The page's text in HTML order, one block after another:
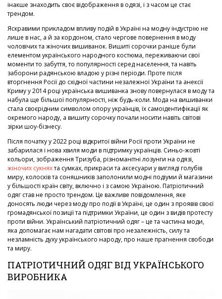
інакше знаходить своє відображення в одязі, і з часом це стає
трендом.
Яскравими прикладом впливу подій в Україні на модну індустрію не
лише в нас, а й за кордоном, стало чергове повернення в моду
чоловічих та жіночих вишиванок. Вишиті сорочки раніше були
елементом українського народного костюма, переживаючи свої
моменти то забуття, то популярності серед населення, та навіть
заборони радянською владою у різні періоди. Проте після
вторгнення Росії до східної частини незалежної України та анексії
Криму у 2014 році українська вишиванка знову повернулася в моду та
набула ще більшої популярності, ніж будь-коли. Мода на вишиванки
стала своєрідним символом опору українців, їх самоідентифікації як
окремого народу, а вишиту сорочку почали носити навіть світові
зірки шоу-бізнесу.
Після початку у 2022 році відкритої війни Росії проти України не
забарилася і нова хвиля моди в підтримку українців. Синьо-жовті
кольори, зображення Тризуба, різноманітні лозунги на одязі,
жіночих сукняхта сумках, прикраси та аксесуари у вигляді голубів
миру, колосків та соняшників заполонили модні подіуми й магазини
у більшості країн світу, включно і з самою Україною. Патріотичний
одяг став не просто трендом. Це важливе повідомлення, яке
доносять люди через моду про події в Україні, це один з проявів своєї
громадянської позиції та підтримки України, це один з видів протесту
проти війни. Український патріотичний одяг – це та частина моди,
яка допомагає нам нагадати світові про незалежність, силу та
незламність духу українського народу, про наше прагнення свободи
та миру.
ПАТРІОТИЧНИЙ ОДЯГ ВІД УКРАЇНСЬКОГО
ВИРОБНИКА